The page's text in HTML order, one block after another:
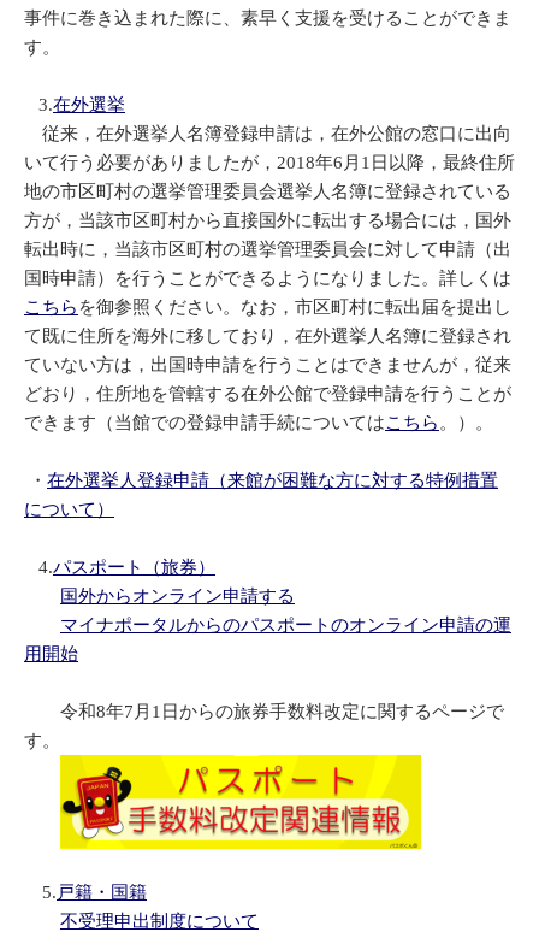
事件に巻き込まれた際に、素早く支援を受けることができま
す。
3.在外選挙
従来，在外選挙人名簿登録申請は，在外公館の窓口に出向
いて行う必要がありましたが，2018年6月1日以降，最終住所
地の市区町村の選挙管理委員会選挙人名簿に登録されている
方が，当該市区町村から直接国外に転出する場合には，国外
転出時に，当該市区町村の選挙管理委員会に対して申請（出
国時申請）を行うことができるようになりました。詳しくは
こちら を御参照ください。なお，市区町村に転出届を提出し
て既に住所を海外に移しており，在外選挙人名簿に登録され
ていない方は，出国時申請を行うことはできませんが，従来
どおり，住所地を管轄する在外公館で登録申請を行うことが
できます（当館での登録申請手続についてはこちら 。）。
・ 在外選挙人登録申請（来館が困難な方に対する特例措置
について）
4.パスポート（旅券）
国外からオンライン申請する
マイナポータルからのパスポートのオンライン申請の運
用開始
令和8年7月1日からの旅券手数料改定に関するページで
す。
5. 戸籍・国籍
不受理申出制度について